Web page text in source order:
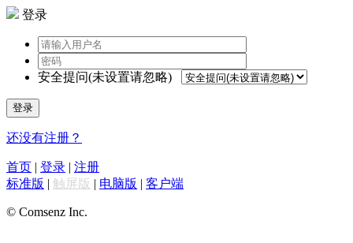
登录
安全提问(未设置请忽略)
登录
还没有注册？
首页 | 登录 | 注册
标准版 | 触屏版 | 电脑版 | 客户端
© Comsenz Inc.